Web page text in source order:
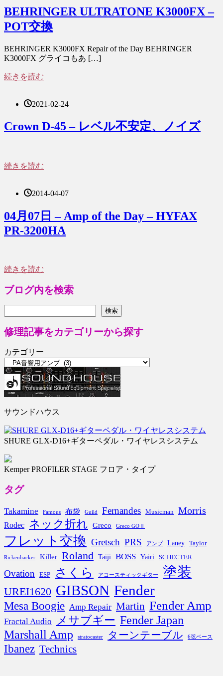
BEHRINGER ULTRATONE K3000FX –
POT交換
BEHRINGER K3000FX Repair of the Day BEHRINGER
K3000FX グライコもあ […]
続きを読む
2021-02-24
Crown D-45 – レベル不安定、ノイズ
続きを読む
2014-04-07
04月07日 – Amp of the Day – HYFAX
PR-3200HA
続きを読む
ブログ内を検索
検索
修理記事をカテゴリーから探す
カテゴリー
サウンドハウス
SHURE GLX-D16+ギターペダル・ワイヤレスシステム
Kemper PROFILER STAGE フロア・タイプ
タグ
Takamine Famous 布袋 Guild Fernandes Musicman Morris
Rodec ネック折れ Greco Greco GOⅡ
フレット交換 Gretsch PRS アンプ Laney Taylor
Rickenbacker Killer Roland Taiji BOSS Yairi SCHECTER
Ovation ESP さくら アコースティックギター 塗装
UREI1620 GIBSON Fender
Mesa Boogie Amp Repair Martin Fender Amp
Fractal Audio メサブギー Fender Japan
Marshall Amp
stratocaster ターンテーブル 6弦ベース
Ibanez Technics